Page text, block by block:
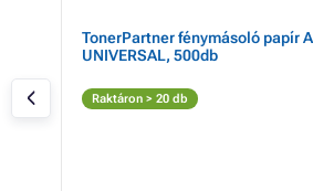
TonerPartner fénymásoló papír
UNIVERSAL, 500db
Raktáron > 20 db